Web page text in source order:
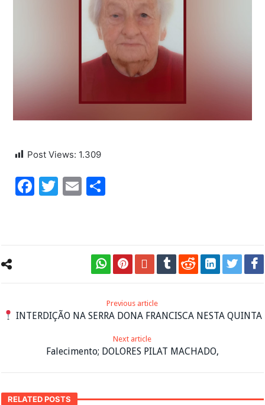
Post Views: 1.309
Facebook
Twitter
Email
Previous article
INTERDIÇÃO NA SERRA DONA FRANCISCA NESTA QUINTA
Next article
Falecimento; DOLORES PILAT MACHADO,
RELATED POSTS